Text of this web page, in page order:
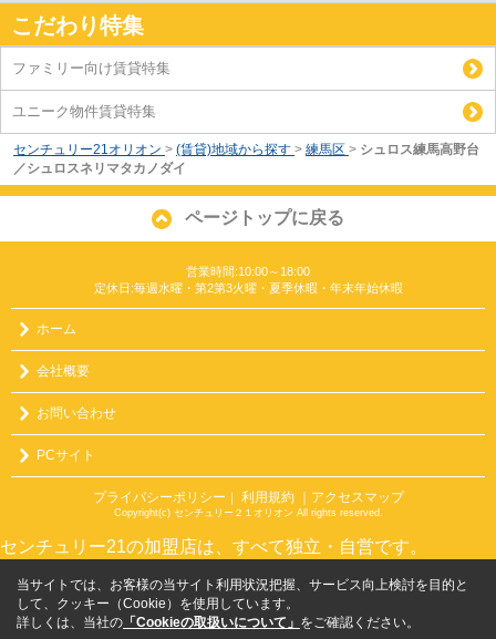
こだわり特集
ファミリー向け賃貸特集
ユニーク物件賃貸特集
センチュリー21オリオン > (賃貸)地域から探す > 練馬区 > シュロス練馬高野台
／シュロスネリマタカノダイ
ページトップに戻る
営業時間:10:00～18:00
定休日:毎週水曜・第2第3火曜・夏季休暇・年末年始休暇
ホーム
会社概要
お問い合わせ
PCサイト
プライバシーポリシー 利用規約 ｜アクセスマップ
Copyright(c) センチュリー２１オリオン All rights reserved.
センチュリー21の加盟店は、すべて独立・自営です。
当サイトでは、お客様の当サイト利用状況把握、サービス向上検討を目的と
して、クッキー（Cookie）を使用しています。
詳しくは、当社の 「Cookieの取扱いについて」 をご確認ください。